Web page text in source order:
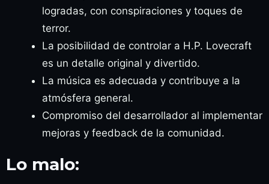
logradas, con conspiraciones y toques de
terror.
La posibilidad de controlar a H.P. Lovecraft
es un detalle original y divertido.
La música es adecuada y contribuye a la
atmósfera general.
Compromiso del desarrollador al implementar
mejoras y feedback de la comunidad.
Lo malo: